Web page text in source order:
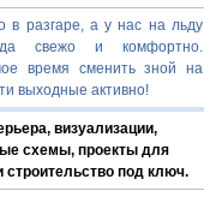
в разгаре, а у нас на льду
свежо и комфортно.
время сменить зной на
выходные активно!
визуализации,
схемы, проекты для
строительство под ключ.